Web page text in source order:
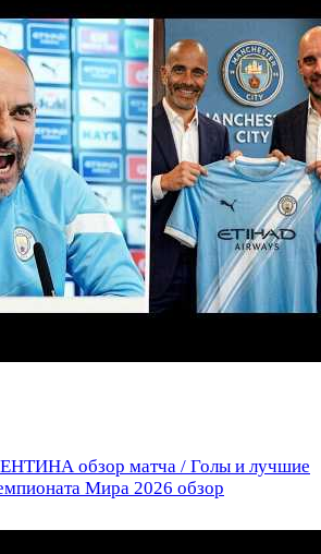
обзор матча / Голы и лучшие
Мира 2026 обзор